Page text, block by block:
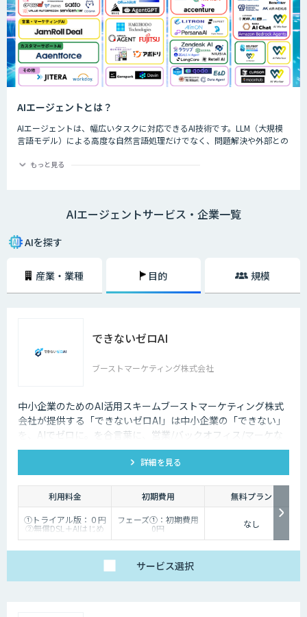
AIエージェントとは？
AIエージェントは、幅広いタスクに対応できるAI技術です。LLM（大規模
言語モデル）による高度な自然言語処理だけでなく、問題解決や外部との
て進化するなど、生成AIよりも一歩進んだ技術を持つAIエージェントは、
ェントを取り入れることで、自社における人的リソースの最適化やコスト
もっと見る
AIエージェントサービス・企業一覧
AIを探す
産業・業種 目的 規模
できないゼロAI
ブーストマーケティング株式会社
中小企業のためのAI活用スキームブーストマーケティング株式
会社が提供する「できないゼロAI」は中小企業の「できない」
を、AIでゼロに。を合言葉に、営業/バックオフィス/マーケな
ど、企業の業務をAIエージェントで自動化。「AIを作る」ので
はなく「業務が止まらない状態」を提供し、企業の生産性を根
本から変えます。
詳細を見る
利用料金 初期費用
無料プラン
①トライアル版：０円
②無償DSL＋AIはじめ
るサポート：50,000円
1,500,000円（個社別
フェーズ①：初期費用
0円
フェーズ②：初期費用
円）/
フェーズ③以降：開発
時にお見積り
なし
サービス選択